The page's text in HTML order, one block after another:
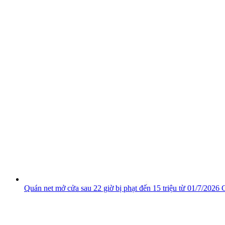
Quán net mở cửa sau 22 giờ bị phạt đến 15 triệu từ 01/7/2026